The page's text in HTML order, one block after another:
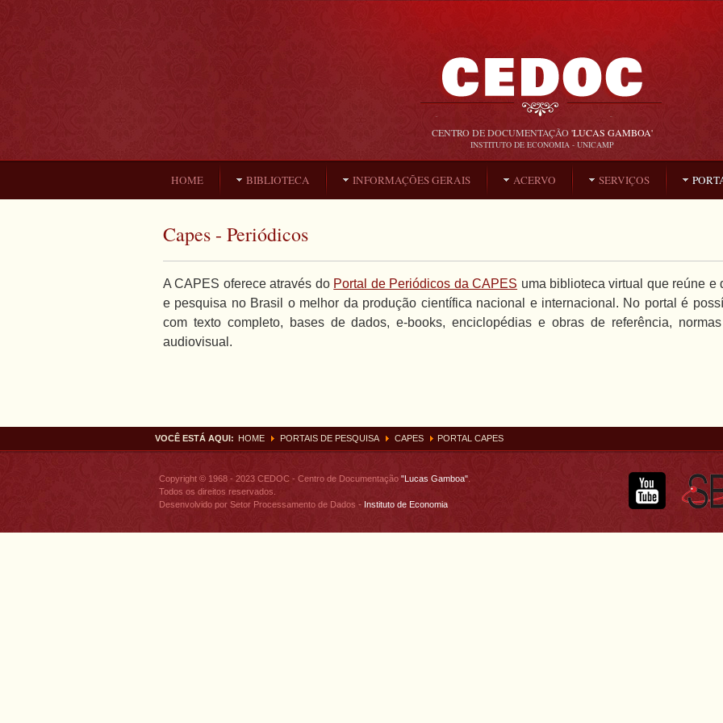
CENTRO DE DOCUMENTAÇÃO'LUCAS GAMBOA'
INSTITUTO DE ECONOMIA - UNICAMP
HOME BIBLIOTECA INFORMAÇÕES GERAIS ACERVO SERVIÇOS
Capes - Periódicos
A CAPES oferece através do Portal de Periódicos da CAPES uma biblioteca virtual que reúne
e pesquisa no Brasil o melhor da produção científica nacional e internacional. No portal é
com texto completo, bases de dados, e-books, enciclopédias e obras de referência,
audiovisual.
VOCÊ ESTÁ AQUI: HOME PORTAIS DE PESQUISA CAPES PORTAL CAPES
Copyright © 1968 - 2023 CEDOC - Centro de Documentação "Lucas Gamboa"
Todos os direitos reservados.
Desenvolvido por Setor Processamento de Dados - Instituto de Economia